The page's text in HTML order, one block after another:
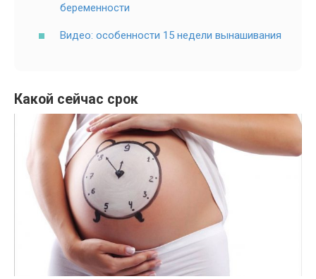
беременности
Видео: особенности 15 недели вынашивания
Какой сейчас срок